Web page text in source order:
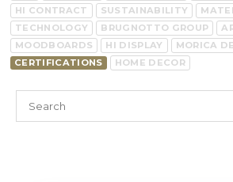
HI CONTRACT
SUSTAINABILITY
TECHNOLOGY
BRUGNOTTO GROUP
MOODBOARDS
HI DISPLAY
MORICA
CERTIFICATIONS
HOME DECOR